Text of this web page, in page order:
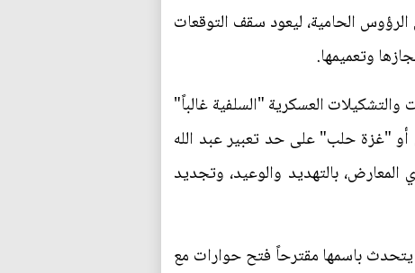
الحامية، ليعود سقف التوقعات
وتعميمها.
العسكرية "السلفية غالباً"
أو "غزة حلب" على حد تعبير عبد الله
بالتهديد والوعيد، وتجديد
باسمها مقترحاً فتح حوارات مع